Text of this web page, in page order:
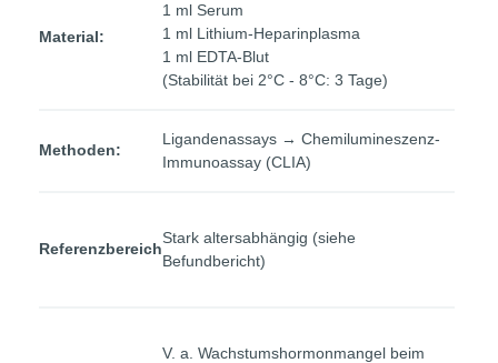
Material:
1 ml Serum
1 ml Lithium-Heparinplasma
1 ml EDTA-Blut
(Stabilität bei 2°C - 8°C: 3 Tage)
Methoden:
Ligandenassays → Chemilumineszenz-
Immunoassay (CLIA)
Referenzbereich
Stark altersabhängig (siehe
Befundbericht)
V. a. Wachstumshormonmangel beim